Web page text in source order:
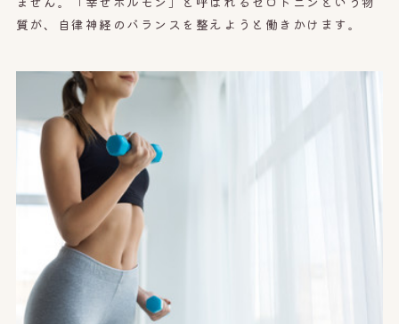
質が、自律神経のバランスを整えようと働きかけます。